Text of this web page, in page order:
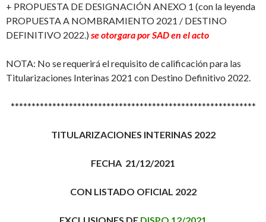
+ PROPUESTA DE DESIGNACIÓN ANEXO 1 (con la leyenda
PROPUESTA A NOMBRAMIENTO 2021 / DESTINO
DEFINITIVO 2022.) se otorgara por SAD en el acto
NOTA: No se requerirá el requisito de calificación para las
Titularizaciones Interinas 2021 con Destino Definitivo 2022.
***********************************************************
TITULARIZACIONES INTERINAS 2022
FECHA 21/12/2021
CON LISTADO OFICIAL 2022